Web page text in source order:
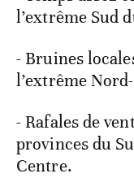
l’extrême Sud
- Bruines
l’extrême
- Rafales de
provinces du
Centre.